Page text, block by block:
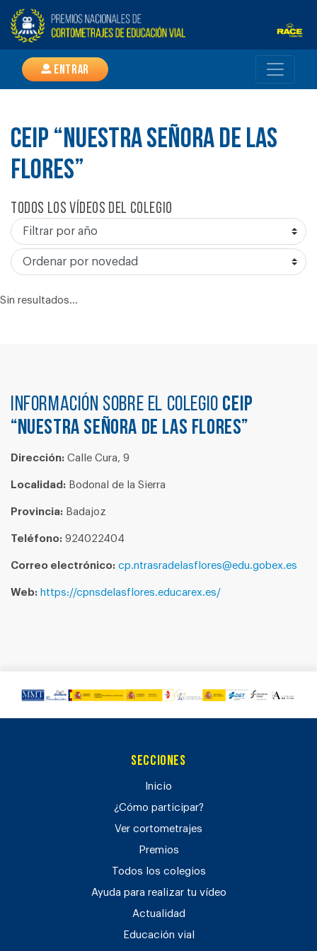
Entrar
CEIP “NUESTRA SEÑORA DE LAS
FLORES”
Todos los vídeos del colegio
Sin resultados...
Información sobre el colegio CEIP
“NUESTRA SEÑORA DE LAS FLORES”
Dirección: Calle Cura, 9
Localidad: Bodonal de la Sierra
Provincia: Badajoz
Teléfono: 924022404
Correo electrónico: cp.ntrasradelasflores@edu.gobex.es
Web: https://cpnsdelasflores.educarex.es/
Secciones
Inicio
¿Cómo participar?
Ver cortometrajes
Premios
Todos los colegios
Ayuda para realizar tu vídeo
Actualidad
Educación vial